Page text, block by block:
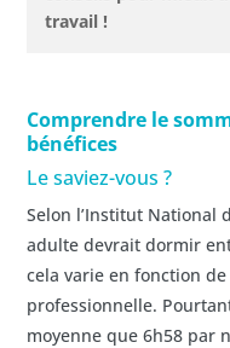
travail !
Comprendre le
bénéfices
Le saviez-vous ?
Selon l’Institut National
adulte devrait dormir
cela varie en fonction de
professionnelle.
moyenne que 6h58 par